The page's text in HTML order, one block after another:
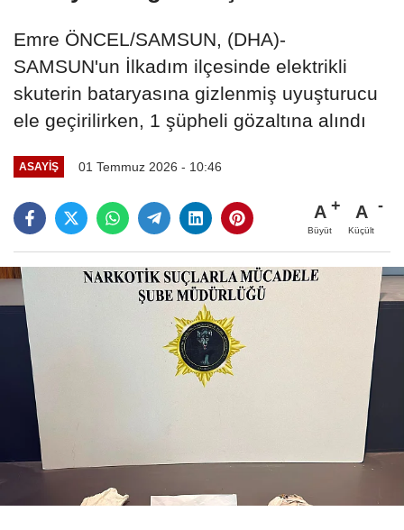
Emre ÖNCEL/SAMSUN, (DHA)-
SAMSUN'un İlkadım ilçesinde elektrikli
skuterin bataryasına gizlenmiş uyuşturucu
ele geçirilirken, 1 şüpheli gözaltına alındı
ASAYIŞ 01 Temmuz 2026 - 10:46
A
Büyüt
A
Küçült